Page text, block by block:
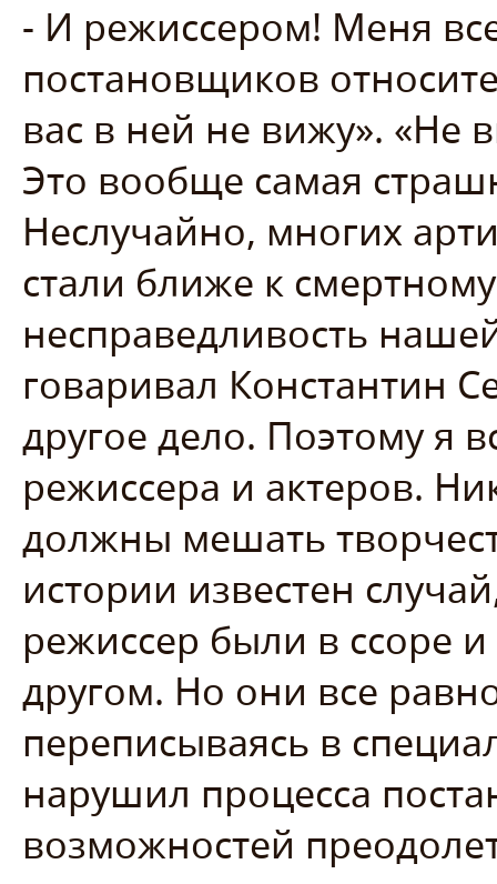
- И режиссером! Меня
постановщиков
вас в ней не вижу». «Не
Это вообще самая
Неслучайно, многих
стали ближе к
несправедливость
говаривал Константин
другое дело. Поэтому я
режиссера и актеров.
должны мешать
истории известен
режиссер были в ссоре
другом. Но они все
переписываясь в
нарушил процесса
возможностей